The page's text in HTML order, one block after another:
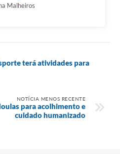
Malheiros
terá atividades para
NOTÍCIA MENOS RECENTE
para acolhimento e
cuidado humanizado